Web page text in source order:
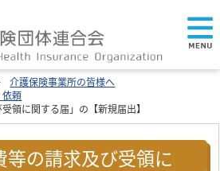
介護保険事業所の皆様へ
依頼
領に関する届」の【新規届出】
等の請求及び受領に